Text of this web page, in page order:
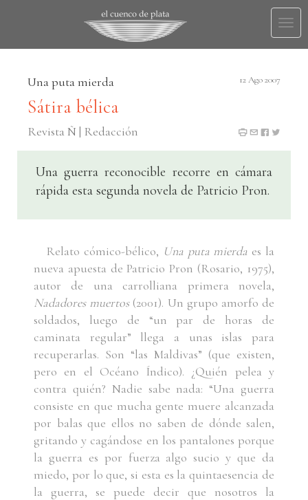
Una puta mierda 12 Ago 2007
Sátira bélica
Revista Ñ | Redacción
Una guerra reconocible recorre en cámara
rápida esta segunda novela de Patricio Pron.
Relato cómico-bélico, Una puta mierda es la
nueva apuesta de Patricio Pron (Rosario, 1975),
autor de una carrolliana primera novela,
Nadadores muertos(2001). Un grupo amorfo de
soldados, luego de “un par de horas de
caminata regular” llega a unas islas para
recuperarlas. Son “las Maldivas” (que existen,
pero en el Océano Índico). ¿Quién pelea y
contra quién? Nadie sabe nada: “Una guerra
consiste en que mucha gente muere alcanzada
por balas que ellos no saben de dónde salen,
gritando y cagándose en los pantalones porque
la guerra es por fuerza algo sucio y que da
miedo, por lo que, si esta es la quintaesencia de
la guerra, se puede decir que nosotros la